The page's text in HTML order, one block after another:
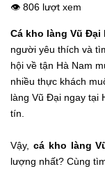
👁️ 806 lượt xem
Cá kho làng Vũ Đại
người yêu thích và
hội về tận Hà Nam
nhiều thực khách
làng Vũ Đại ngay tại
tín.
Vậy, cá kho làng
lượng nhất? Cùng